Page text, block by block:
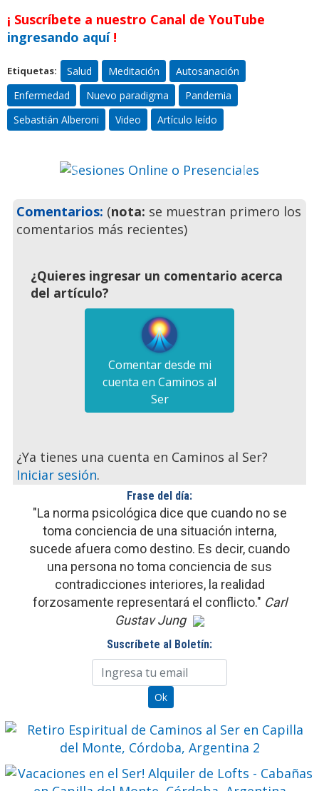
¡ Suscríbete a nuestro Canal de YouTube
ingresando aquí!
Etiquetas: Salud Meditación
Autosanación
Enfermedad
Nuevo paradigma
Pandemia
Sebastián Alberoni
Video Artículo leído
Sesiones Online o
de Autoconocimiento,
Sanación, Conexión y
Desarrollo Espiritual,
por Sebastián Alberoni
Previo
Siguiente
Comentarios: (nota: se muestran primero los
comentarios más recientes)
¿Quieres ingresar un comentario acerca
del artículo?
Comentar desde mi
cuenta en Caminos al
Ser
¿Ya tienes una cuenta en Caminos al Ser?
Iniciar sesión.
Frase del día:
"La norma psicológica dice que cuando no se
toma conciencia de una situación interna,
sucede afuera como destino. Es decir, cuando
una persona no toma conciencia de sus
contradicciones interiores, la realidad
forzosamente representará el conflicto." Carl
Gustav Jung
Suscríbete al Boletín: